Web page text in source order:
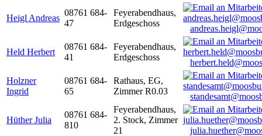
Heigl Andreas
08761 684-
47
Feyerabendhaus,
Erdgeschoss
Held Herbert
08761 684-
41
Feyerabendhaus,
Erdgeschoss
Holzner
Ingrid
08761 684-
65
Rathaus, EG,
Zimmer R0.03
Hüther Julia
08761 684-
810
Feyerabendhaus,
2. Stock, Zimmer
21